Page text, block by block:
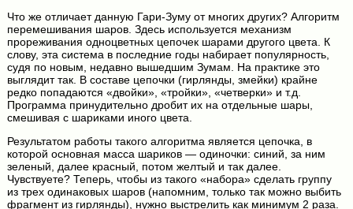
Что же отличает данную Гари-Зуму от многих других? Алгоритм
перемешивания шаров. Здесь используется механизм
прореживания одноцветных цепочек шарами другого цвета. К
слову, эта система в последние годы набирает популярность,
судя по новым, недавно вышедшим Зумам. На практике это
выглядит так. В составе цепочки (гирлянды, змейки) крайне
редко попадаются «двойки», «тройки», «четверки» и т.д.
Программа принудительно дробит их на отдельные шары,
смешивая с шариками иного цвета.
Результатом работы такого алгоритма является цепочка, в
которой основная масса шариков — одиночки: синий, за ним
зеленый, далее красный, потом желтый и так далее.
Чувствуете? Теперь, чтобы из такого «набора» сделать группу
из трех одинаковых шаров (напомним, только так можно выбить
фрагмент из гирлянды), нужно выстрелить как минимум 2 раза.